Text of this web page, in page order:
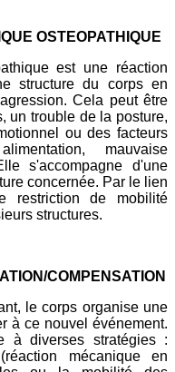
OSTEOPATHIQUE
est une réaction
structure du corps en
Cela peut être
un trouble de la posture,
ou des facteurs
mauvaise
s'accompagne d'une
concernée. Par le lien
restriction de mobilité
structures.
COMPENSATION
le corps organise une
à ce nouvel événement.
à diverses stratégies :
mécanique en